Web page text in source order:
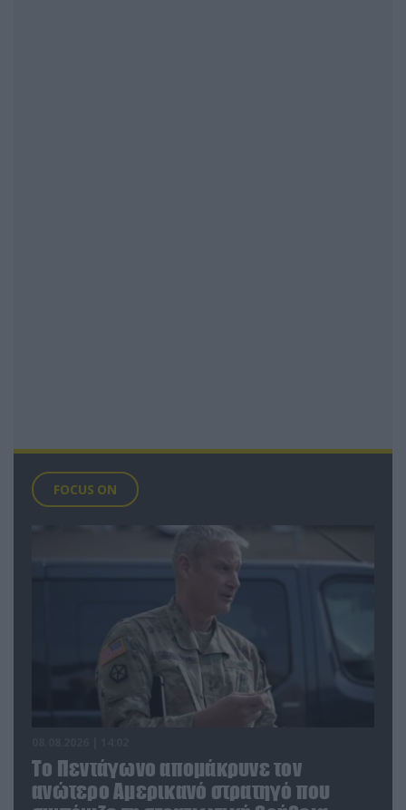
FOCUS ON
Το Πεντάγωνο απομάκρυνε τον
ανώτερο Αμερικανό στρατηγό που